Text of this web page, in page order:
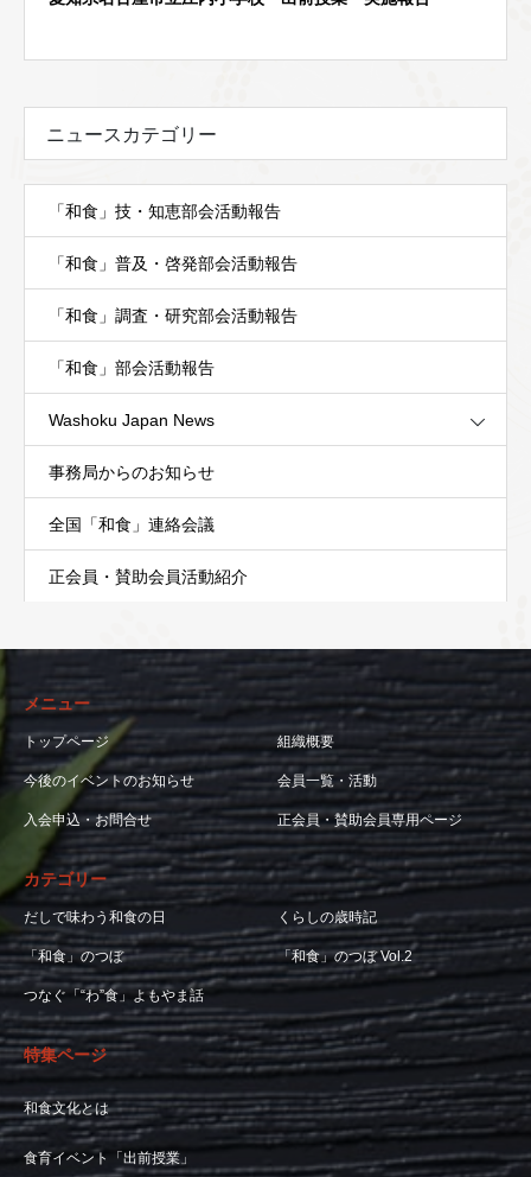
ニュースカテゴリー
「和食」技・知恵部会活動報告
「和食」普及・啓発部会活動報告
「和食」調査・研究部会活動報告
「和食」部会活動報告
Washoku Japan News
事務局からのお知らせ
全国「和食」連絡会議
正会員・賛助会員活動紹介
メニュー
トップページ 組織概要
今後のイベントのお知らせ 会員一覧・活動
入会申込・お問合せ 正会員・賛助会員専用ページ
カテゴリー
だしで味わう和食の日 くらしの歳時記
「和食」のつぼ 「和食」のつぼ Vol.2
つなぐ「“わ”食」よもやま話
特集ページ
和食文化とは
食育イベント「出前授業」